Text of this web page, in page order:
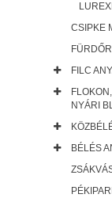
CSIPKE
FILC
NYÁRI
BÉLÉS